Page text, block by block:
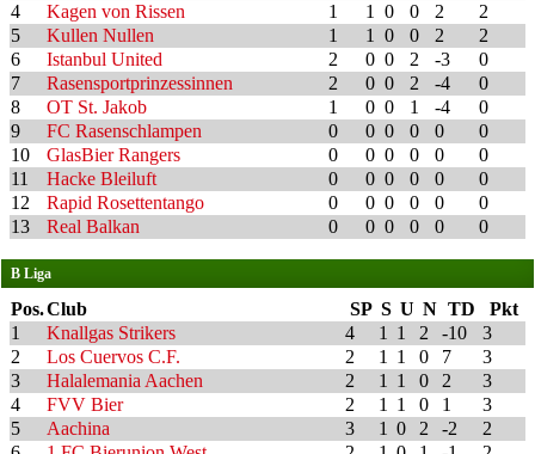
4
Kagen von Rissen 1 1 0 0 2
2
5
Kullen Nullen 1 1 0 0 2
2
6
Istanbul United 2 0 0 2 -3
0
7
Rasensportprinzessinnen 2 0 0 2 -4
0
8
OT St. Jakob 1 0 0 1 -4
0
9
FC Rasenschlampen 0 0 0 0 0
0
10
GlasBier Rangers 0 0 0 0 0
0
11
Hacke Bleiluft 0 0 0 0 0
0
12
Rapid Rosettentango 0 0 0 0 0
0
13
Real Balkan 0 0 0 0 0 0
B Liga
Pos.Club SP S U N TD
Pkt
1
Knallgas Strikers 4 1 1 2 -10
3
2
Los Cuervos C.F. 2 1 1 0 7
3
3
Halalemania Aachen 2 1 1 0 2
3
4
FVV Bier 2 1 1 0 1
3
5
Aachina 3 1 0 2 -2
2